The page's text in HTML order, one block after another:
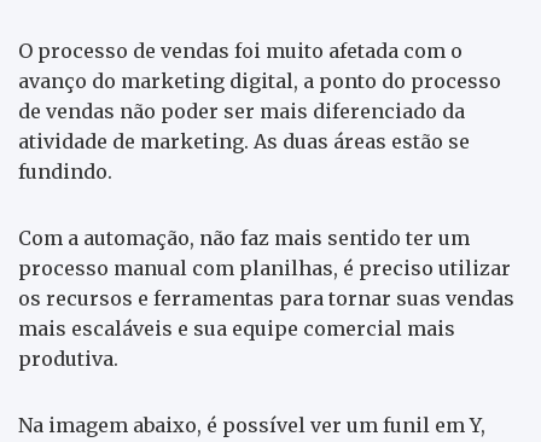
O processo de vendas foi muito afetada com o
avanço do marketing digital, a ponto do processo
de vendas não poder ser mais diferenciado da
atividade de marketing. As duas áreas estão se
fundindo.
Com a automação, não faz mais sentido ter um
processo manual com planilhas, é preciso utilizar
os recursos e ferramentas para tornar suas vendas
mais escaláveis e sua equipe comercial mais
produtiva.
Na imagem abaixo, é possível ver um funil em Y,